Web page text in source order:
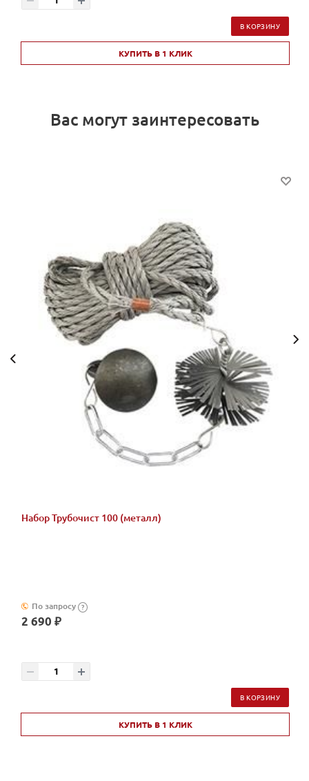
В КОРЗИНУ
КУПИТЬ В 1 КЛИК
Вас могут заинтересовать
Набор Трубочист 100 (металл)
По запросу ?
2 690 ₽
В КОРЗИНУ
КУПИТЬ В 1 КЛИК